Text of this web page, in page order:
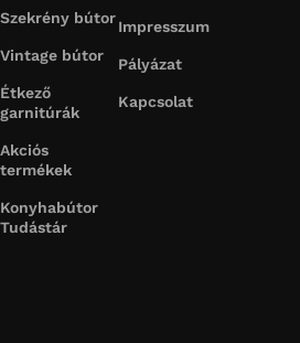
Szekrény bútor
Vintage bútor
Étkező
garnitúrák
Akciós
termékek
Konyhabútor
Tudástár
Impresszum
Pályázat
Kapcsolat